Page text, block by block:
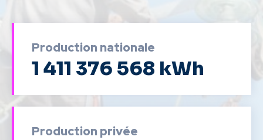
Production nationale
1 411 376 568 kWh
Production privée